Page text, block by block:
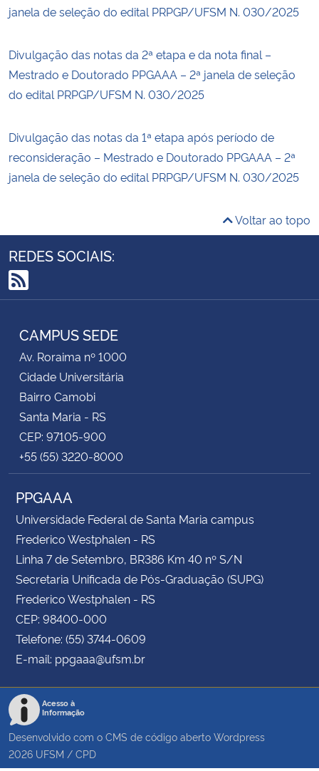
janela de seleção do edital PRPGP/UFSM N. 030/2025
Divulgação das notas da 2ª etapa e da nota final –
Mestrado e Doutorado PPGAAA – 2ª janela de seleção
do edital PRPGP/UFSM N. 030/2025
Divulgação das notas da 1ª etapa após período de
reconsideração – Mestrado e Doutorado PPGAAA – 2ª
janela de seleção do edital PRPGP/UFSM N. 030/2025
Voltar ao topo
REDES SOCIAIS:
RSS
CAMPUS SEDE
Av. Roraima nº 1000
Cidade Universitária
Bairro Camobi
Santa Maria - RS
CEP: 97105-900
+55 (55) 3220-8000
PPGAAA
Universidade Federal de Santa Maria campus
Frederico Westphalen - RS
Linha 7 de Setembro, BR386 Km 40 nº S/N
Secretaria Unificada de Pós-Graduação (SUPG)
Frederico Westphalen - RS
CEP: 98400-000
Telefone: (55) 3744-0609
E-mail: ppgaaa@ufsm.br
Acesso à
Informação
Desenvolvido com o CMS de código aberto Wordpress
2026 UFSM / CPD